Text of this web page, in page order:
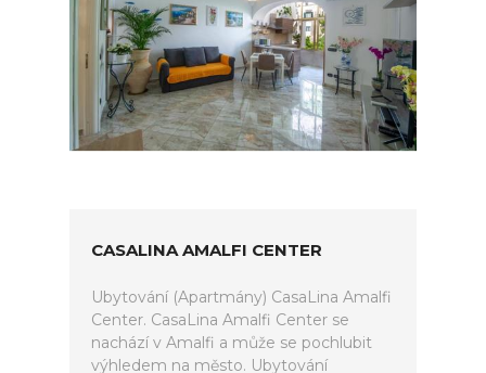
CASALINA AMALFI CENTER
Ubytování (Apartmány) CasaLina Amalfi
Center. CasaLina Amalfi Center se
nachází v Amalfi a může se pochlubit
výhledem na město. Ubytování